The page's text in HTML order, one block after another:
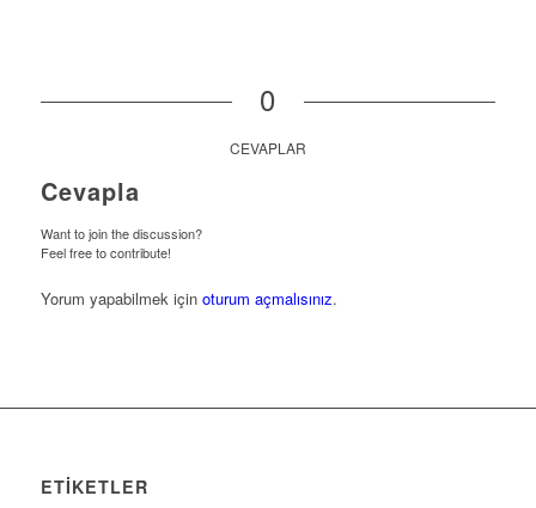
0
CEVAPLAR
Cevapla
Want to join the discussion?
Feel free to contribute!
Yorum yapabilmek için oturum açmalısınız.
ETIKETLER